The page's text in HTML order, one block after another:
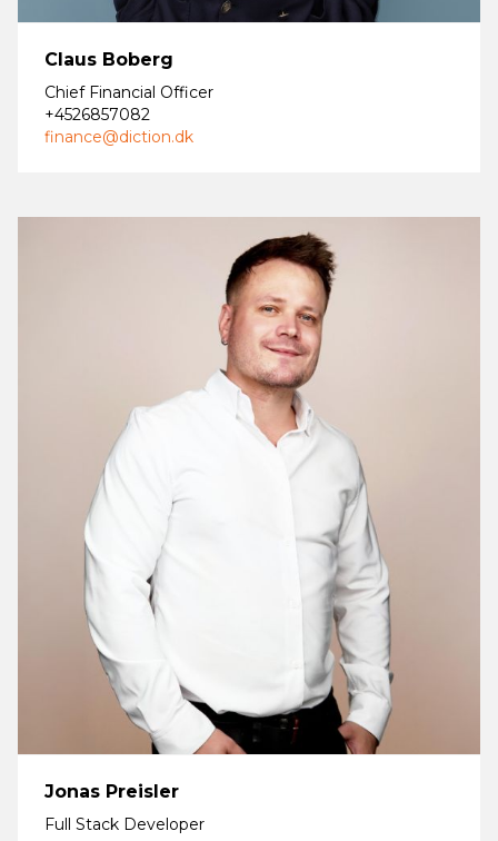
Claus Boberg
Chief Financial Officer
+4526857082
finance@diction.dk
Jonas Preisler
Full Stack Developer